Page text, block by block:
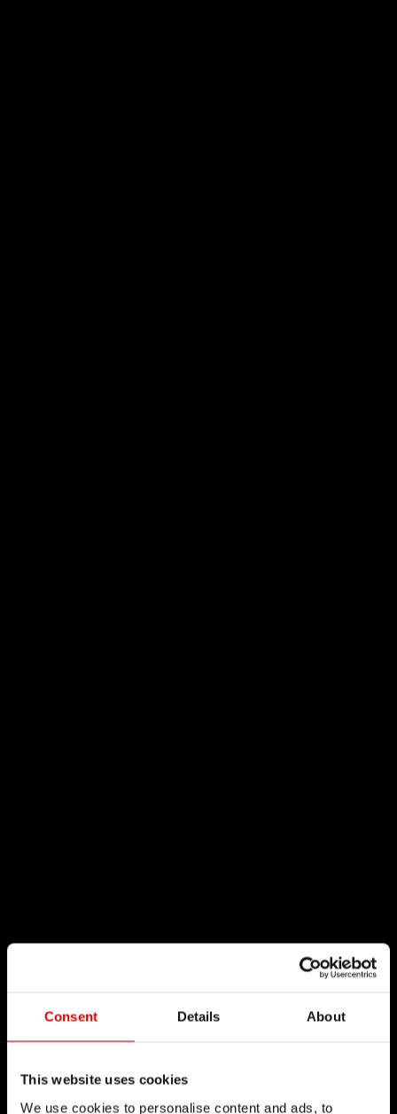
Consent Details About
This website uses cookies
We use cookies to personalise content and ads, to